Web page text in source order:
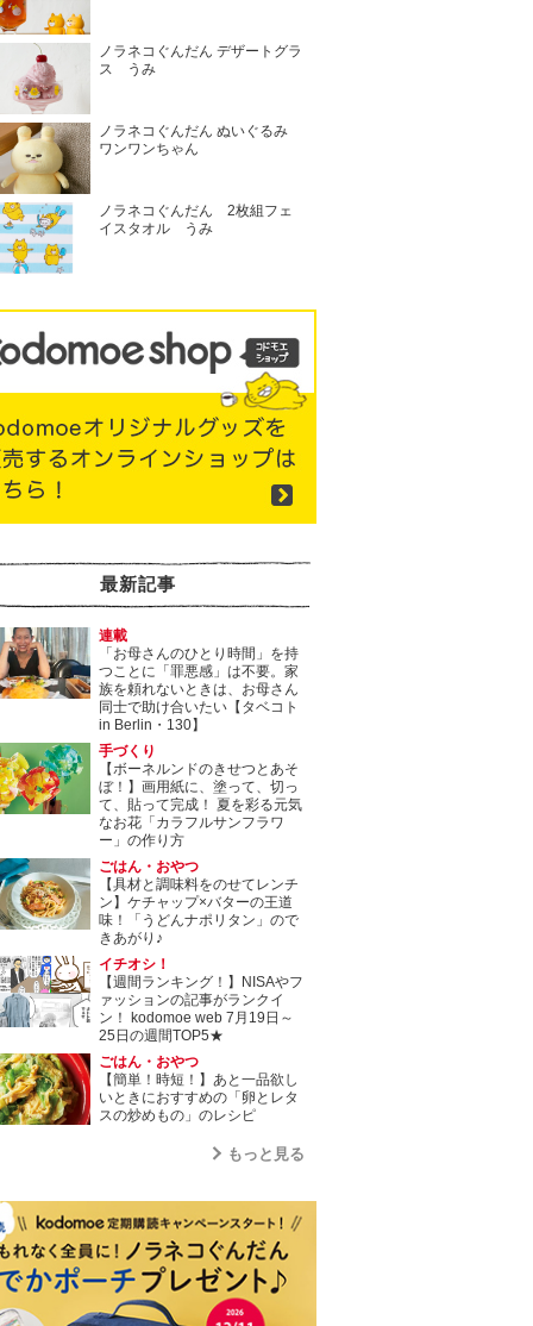
ノラネコぐんだん デザートグラ
ス うみ
ノラネコぐんだん ぬいぐるみ
ワンワンちゃん
ノラネコぐんだん 2枚組フェ
イスタオル うみ
最新記事
連載
「お母さんのひとり時間」を持
つことに「罪悪感」は不要。家
族を頼れないときは、お母さん
同士で助け合いたい【タベコト
in Berlin・130】
手づくり
【ボーネルンドのきせつとあそ
ぼ！】画用紙に、塗って、切っ
て、貼って完成！ 夏を彩る元気
なお花「カラフルサンフラワ
ー」の作り方
ごはん・おやつ
【具材と調味料をのせてレンチ
ン】ケチャップ×バターの王道
味！「うどんナポリタン」ので
きあがり♪
イチオシ！
【週間ランキング！】NISAやフ
ァッションの記事がランクイ
ン！ kodomoe web 7月19日～
25日の週間TOP5★
ごはん・おやつ
【簡単！時短！】あと一品欲し
いときにおすすめの「卵とレタ
スの炒めもの」のレシピ
もっと見る